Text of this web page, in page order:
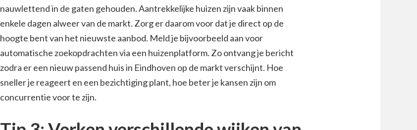
nauwlettend in de gaten gehouden. Aantrekkelijke huizen zijn vaak binnen
enkele dagen alweer van de markt. Zorg er daarom voor dat je direct op de
hoogte bent van het nieuwste aanbod. Meld je bijvoorbeeld aan voor
automatische zoekopdrachten via een huizenplatform. Zo ontvang je bericht
zodra er een nieuw passend huis in Eindhoven op de markt verschijnt. Hoe
sneller je reageert en een bezichtiging plant, hoe beter je kansen zijn om
concurrentie voor te zijn.